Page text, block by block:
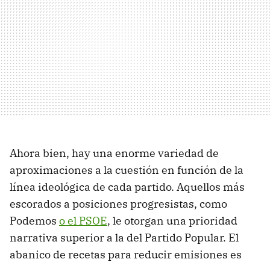
Ahora bien, hay una enorme variedad de
aproximaciones a la cuestión en función de la
línea ideológica de cada partido. Aquellos más
escorados a posiciones progresistas, como
Podemos o el PSOE, le otorgan una prioridad
narrativa superior a la del Partido Popular. El
abanico de recetas para reducir emisiones es